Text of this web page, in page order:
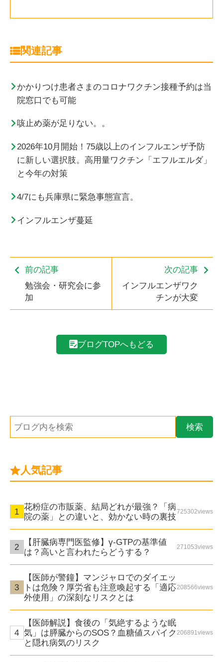
関連記事
かかりつけ患者さまのコロナワクチン接種予約は当
院窓口でも可能
咳止め薬が足りない。。
2026年10月開始！75歳以上のインフルエンザ予防
に新しい選択肢。高用量ワクチン「エフルエルダ」
と今年の対策
4/7にも兵庫県に緊急事態宣言。
インフルエンザ蔓延
前の記事
勉強会・研究会に参
加
次の記事
インフルエンザワク
チンが大変
ブログTOPへもどる
人気記事
花粉症の市販薬、結局どれが最強？「病
院の薬」との違いと、効かない時の裏技725302views
【肝臓病専門医監修】γ-GTPの基準値
は？高いと言われたらどうする？
271053views
【医師が警鐘】マンジャロでのダイエッ
トは危険？厚労省も注意喚起する「適応
外使用」の深刻なリスクとは
208566views
【医師解説】食後の「気絶するような眠
気」は膵臓からのSOS？血糖値スパイク
と隠れ病気のリスク
206891views